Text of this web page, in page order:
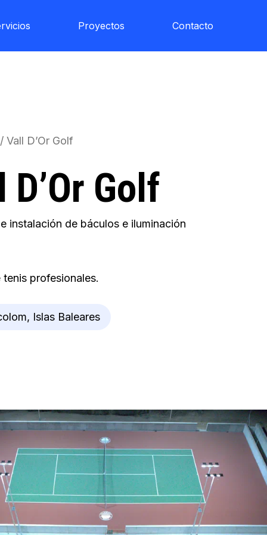
Proyectos Contacto
Vall D’Or Golf
D’Or Golf
instalación de báculos e iluminación
profesionales.
Islas Baleares